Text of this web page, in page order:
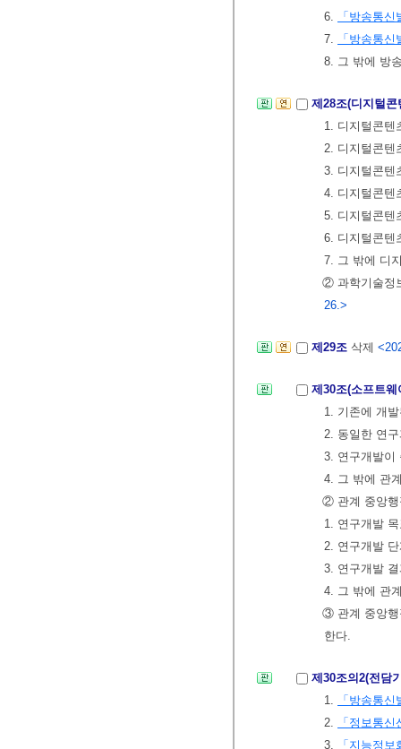
6.
「방송통
7.
「방송통
8. 그 밖에 방
제28조(디지털
1. 디지털콘텐
2. 디지털콘텐
3. 디지털콘텐
4. 디지털콘텐
5. 디지털콘텐
6. 디지털콘텐
7. 그 밖에 디
② 과학기술정
26.>
제29조 삭제
제30조(소프트
1. 기존에 개
2. 동일한 연
3. 연구개발이
4. 그 밖에 관
② 관계 중앙
1. 연구개발
2. 연구개발
3. 연구개발
4. 그 밖에 관
③ 관계 중앙행
한다.
제30조의2(전담
1.
「방송통
2.
「정보통
3.
「지능정